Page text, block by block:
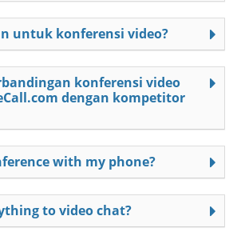
untuk konferensi video?
konferensi video
dengan kompetitor
with my phone?
to video chat?